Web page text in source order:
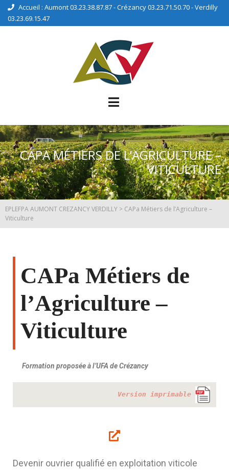
Accueil : Aumont 03.23.38.87.87 - Crézancy 03.23.71.50.70 - Verdilly
03.23.69.15.47
CAPA MÉTIERS DE L’AGRICULTURE –
VITICULTURE
EPLEFPA AUMONT CREZANCY VERDILLY > CAPa Métiers de l’Agriculture –
Viticulture
CAPa Métiers de
l’Agriculture –
Viticulture
Formation proposée à l’UFA de Crézancy
Version imprimable
Devenir ouvrier qualifié en exploitation viticole